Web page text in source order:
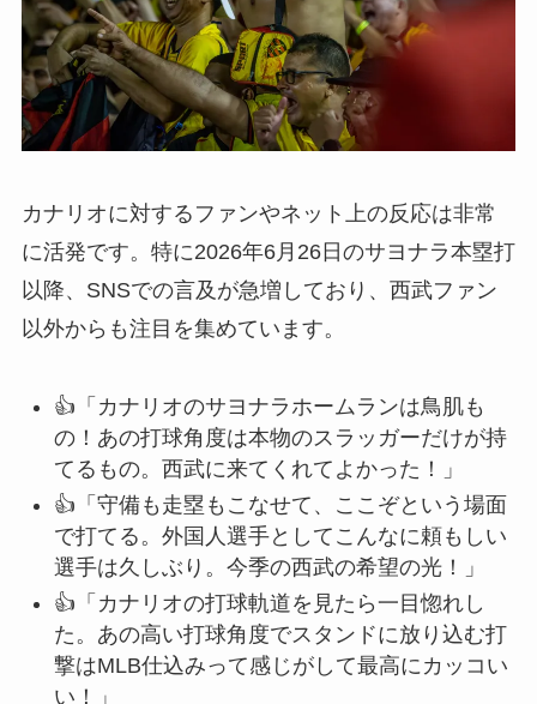
カナリオに対するファンやネット上の反応は非常
に活発です。特に2026年6月26日のサヨナラ本塁打
以降、SNSでの言及が急増しており、西武ファン
以外からも注目を集めています。
👍「カナリオのサヨナラホームランは鳥肌も
の！あの打球角度は本物のスラッガーだけが持
てるもの。西武に来てくれてよかった！」
👍「守備も走塁もこなせて、ここぞという場面
で打てる。外国人選手としてこんなに頼もしい
選手は久しぶり。今季の西武の希望の光！」
👍「カナリオの打球軌道を見たら一目惚れし
た。あの高い打球角度でスタンドに放り込む打
撃はMLB仕込みって感じがして最高にカッコい
い！」